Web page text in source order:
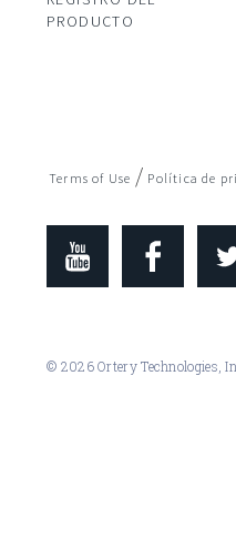
PRODUCTO
Terms of Use / Política de
© 2026 Ortery Technologies,